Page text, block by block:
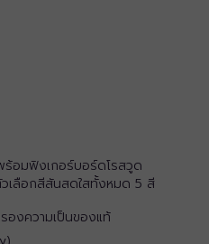
ร้อมฟิงเกอร์บอร์ดโรสวูด
เลือกสีสันสดใสทั้งหมด 5 สี
งความเป็นของแท้